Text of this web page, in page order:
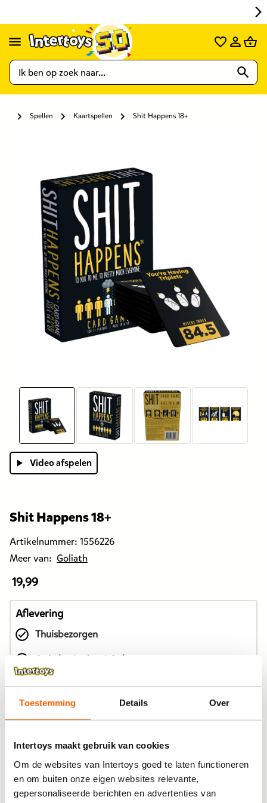
Toestemming Details Over
Intertoys maakt gebruik van cookies
Om de websites van Intertoys goed te laten functioneren
en om buiten onze eigen websites relevante,
gepersonaliseerde berichten en advertenties van
Spellen Kaartspellen Shit Happens 18+
Video afspelen
Shit Happens 18+
Artikelnummer: 1556226
Meer van: Goliath
De
van
dit
product
is
19,99
19,99
Aflevering
Thuisbezorgen
Ophalen in de winkel
Bekijk winkelvoorraad
Op werkdagen besteld, binnen 1-2 dagen in huis